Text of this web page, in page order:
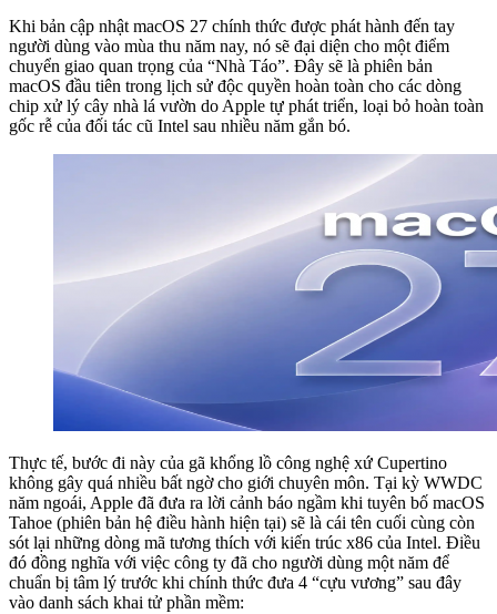
Khi bản cập nhật macOS 27 chính thức được phát hành đến tay
người dùng vào mùa thu năm nay, nó sẽ đại diện cho một điểm
chuyển giao quan trọng của “Nhà Táo”. Đây sẽ là phiên bản
macOS đầu tiên trong lịch sử độc quyền hoàn toàn cho các dòng
chip xử lý cây nhà lá vườn do Apple tự phát triển, loại bỏ hoàn toàn
gốc rễ của đối tác cũ Intel sau nhiều năm gắn bó.
Thực tế, bước đi này của gã khổng lồ công nghệ xứ Cupertino
không gây quá nhiều bất ngờ cho giới chuyên môn. Tại kỳ WWDC
năm ngoái, Apple đã đưa ra lời cảnh báo ngầm khi tuyên bố macOS
Tahoe (phiên bản hệ điều hành hiện tại) sẽ là cái tên cuối cùng còn
sót lại những dòng mã tương thích với kiến trúc x86 của Intel. Điều
đó đồng nghĩa với việc công ty đã cho người dùng một năm để
chuẩn bị tâm lý trước khi chính thức đưa 4 “cựu vương” sau đây
vào danh sách khai tử phần mềm: